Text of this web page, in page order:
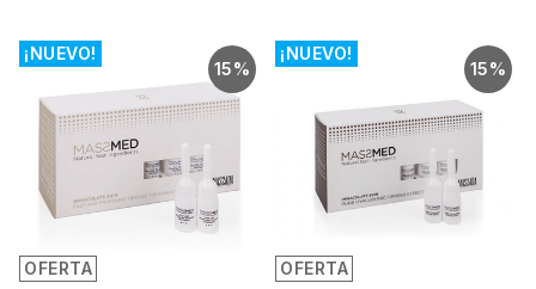
15%
OFERTA
¡NUEVO!
15%
OFERTA
¡NUEVO!